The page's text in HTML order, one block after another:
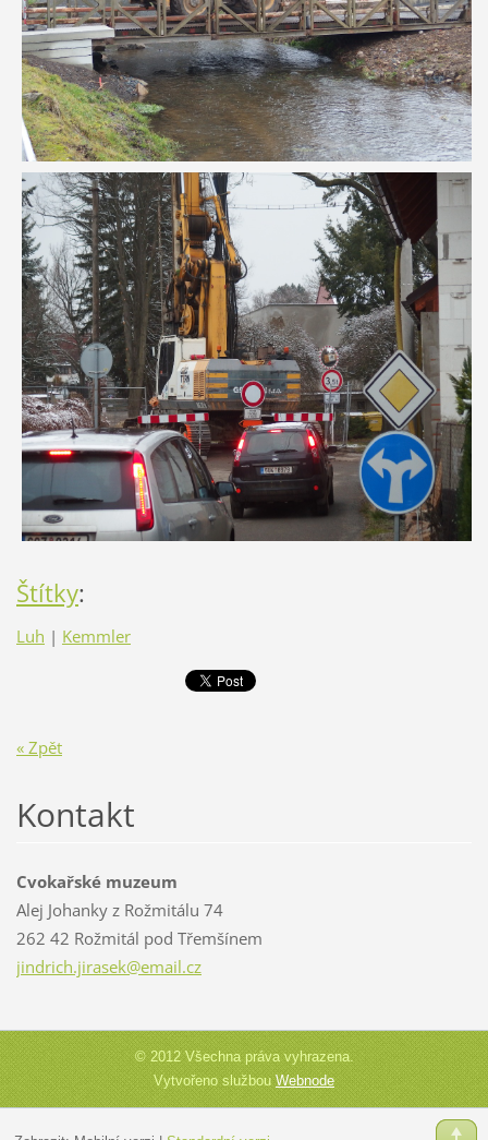
Štítky:
Luh | Kemmler
« Zpět
Kontakt
Cvokařské muzeum
Alej Johanky z Rožmitálu 74
262 42 Rožmitál pod Třemšínem
jindrich.jirasek@email.cz
© 2012 Všechna práva vyhrazena.
Vytvořeno službouWebnode